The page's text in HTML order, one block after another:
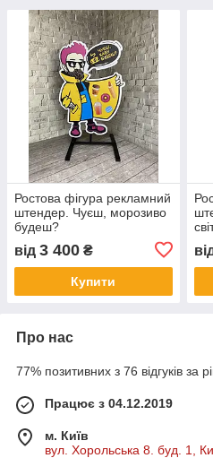
Ростова фігура рекламний
штендер. Чуєш, морозиво
будеш?
від 3 400 ₴
Купити
Про нас
77% позитивних з 76 відгуків за
Працює з 04.12.2019
м. Київ
вул. Хорольська 8. буд. 1,